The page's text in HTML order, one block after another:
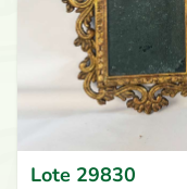
Lote 29830